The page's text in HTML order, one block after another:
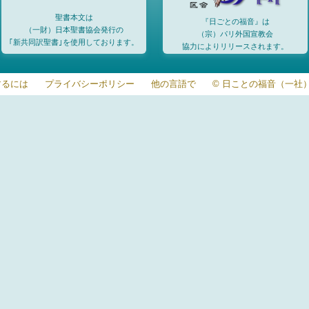
聖書本文は
（一財）日本聖書協会発行の
｢新共同訳聖書｣を使用しております。
『日ごとの福音』は
（宗）パリ外国宣教会
協力によりリリースされます。
には プライバシーポリシー 他の言語で © 日ことの福音（一社